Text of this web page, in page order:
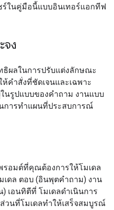
ร์ในคู่มือนี้แบบอินเทอร์แอกทีฟ
จง
ผลในการปรับแต่งลักษณะ
คำสั่งที่ชัดเจนและเฉพาะ
ในรูปแบบของคำถาม งานแบบ
ารทำแผนที่ประสบการณ์
อมต์ที่คุณต้องการให้โมเดล
ดล ตอบ (อินพุตคำถาม) งาน
เอนทิตีที่ โมเดลดำเนินการ
วนที่โมเดลทำให้เสร็จสมบูรณ์